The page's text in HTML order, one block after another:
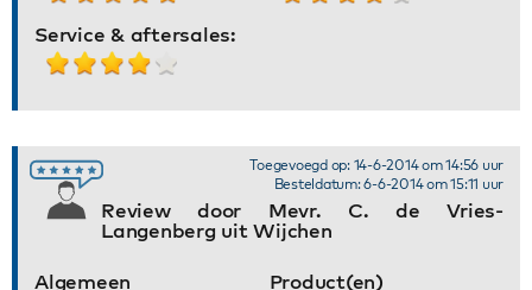
Service & aftersales:
Review door Mevr. C. de Vries-
Langenberg uit Wijchen
Toegevoegd op: 14-6-2014 om 14:56 uur
Besteldatum: 6-6-2014 om 15:11 uur
Algemeen Product(en)